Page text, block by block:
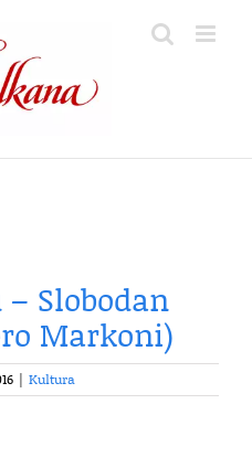
Slobodan
Markoni)
Kultura